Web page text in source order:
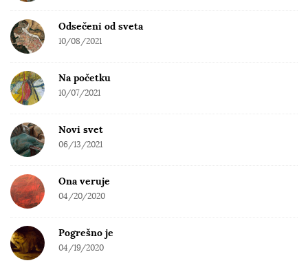
Odsečeni od sveta
10/08/2021
Na početku
10/07/2021
Novi svet
06/13/2021
Ona veruje
04/20/2020
Pogrešno je
04/19/2020